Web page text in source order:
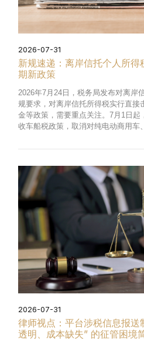
2026-07-31
新规速递：离岸信托个人所
期新政策
2026年7月24日，税务局发布对离岸
规要求，对离岸信托所得税实行直接
金等政策，需要重点关注。7月1日
收车船税政策，取消对纯电动商用车
2026-07-31
律师视点：平台涉税信息报送
透明、成本缺失” 的征管困境